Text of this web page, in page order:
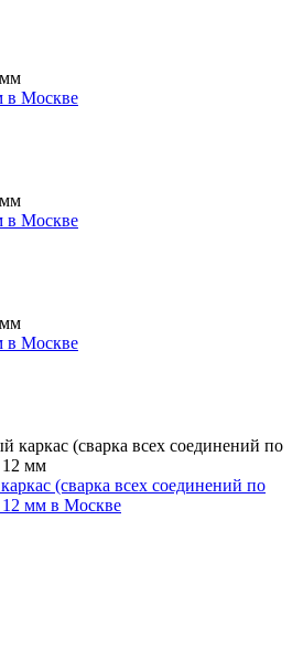
в Москве
в Москве
в Москве
(сварка всех соединений по
мм в Москве